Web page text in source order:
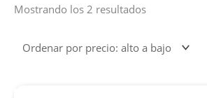
Mostrando los 2 resultadosOrdenado
precio:
alto